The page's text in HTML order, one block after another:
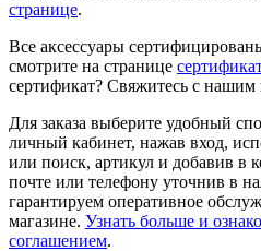
странице.
Все аксессуары
смотрите на странице
сертификат? Свяжитесь с
Для заказа выберите удобный
личный кабинет, нажав вход,
или поиск, артикул и добавив в
почте или телефону уточнив в
гарантируем оперативное
магазине. Узнать больше и
соглашением.